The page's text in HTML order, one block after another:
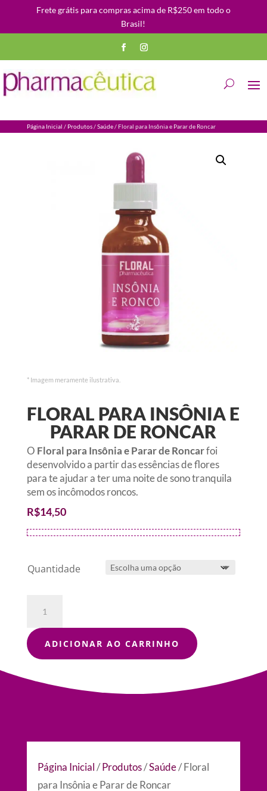
Frete grátis para compras acima de R$250 em todo o
Brasil!
Página Inicial / Produtos/Saúde/ Floral para Insônia e Parar de Roncar
* Imagem meramente ilustrativa.
FLORAL PARA INSÔNIA E
PARAR DE RONCAR
O Floral para Insônia e Parar de Roncarfoi
desenvolvido a partir das essências de flores
para te ajudar a ter uma noite de sono tranquila
sem os incômodos roncos.
R$14,50
Quantidade
para
Insônia
e
Parar
Roncar
ADICIONAR AO CARRINHO
Página Inicial/Produtos/Saúde/ Floral
para Insônia e Parar de Roncar